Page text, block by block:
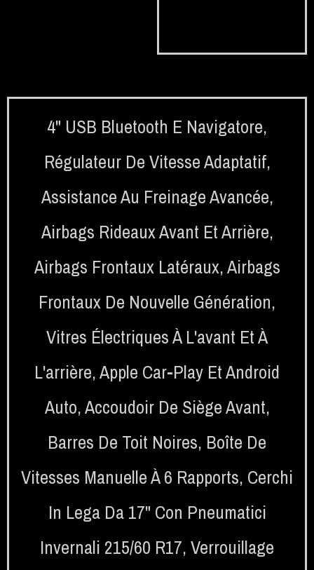
4" USB Bluetooth E Navigatore,
Régulateur De Vitesse Adaptatif,
Assistance Au Freinage Avancée,
Airbags Rideaux Avant Et Arrière,
Airbags Frontaux Latéraux,Airbags
Frontaux De Nouvelle Génération,
Vitres Électriques À L'avant Et À
L'arrière,Apple Car-Play Et Android
Auto,Accoudoir De Siège Avant,
Barres De Toit Noires, Boîte De
Vitesses Manuelle À 6 Rapports, Cerchi
In Lega Da 17" Con Pneumatici
Invernali 215/60 R17, Verrouillage